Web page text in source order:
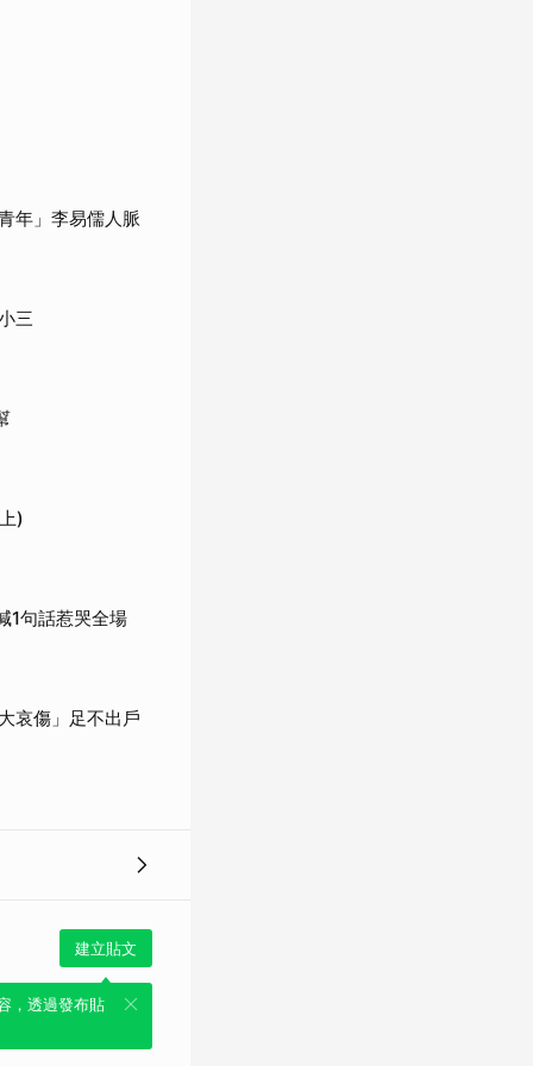
年」李易儒人脈
三
)
1句話惹哭全場
哀傷」足不出戶
建立貼文
，透過發布貼